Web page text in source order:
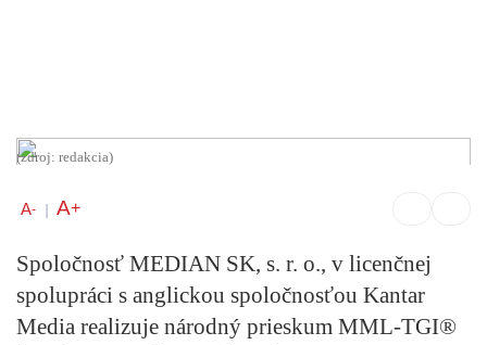
(zdroj: redakcia)
A- | A+
Spoločnosť MEDIAN SK, s. r. o., v licenčnej
spolupráci s anglickou spoločnosťou Kantar
Media realizuje národný prieskum MML-TGI®